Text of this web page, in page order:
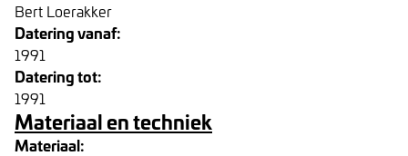
Bert Loerakker
Datering vanaf:
1991
Datering tot:
1991
Materiaal en techniek
Materiaal: